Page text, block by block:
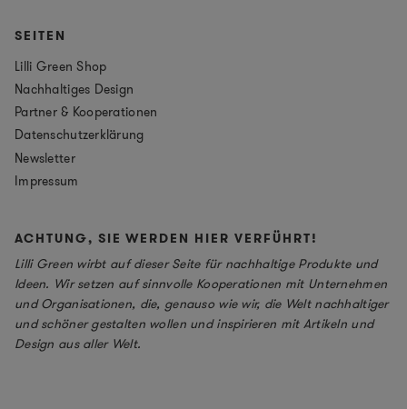
SEITEN
Lilli Green Shop
Nachhaltiges Design
Partner & Kooperationen
Datenschutzerklärung
Newsletter
Impressum
ACHTUNG, SIE WERDEN HIER VERFÜHRT!
Lilli Green wirbt auf dieser Seite für nachhaltige Produkte und
Ideen. Wir setzen auf sinnvolle Kooperationen mit Unternehmen
und Organisationen, die, genauso wie wir, die Welt nachhaltiger
und schöner gestalten wollen und inspirieren mit Artikeln und
Design aus aller Welt.